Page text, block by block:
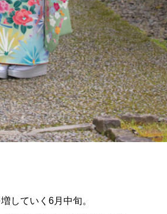
していく6月中旬。